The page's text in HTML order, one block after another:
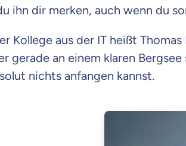
ihn dir merken, auch wenn du
Kollege aus der IT heißt
gerade an einem klaren
nichts anfangen kannst.